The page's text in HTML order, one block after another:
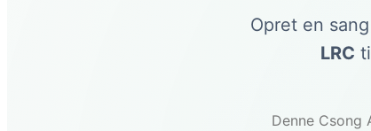
Opret en
LRC
Denne Csong